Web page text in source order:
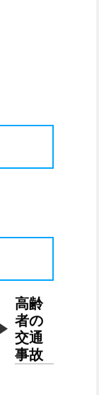
高齢
者の
交通
事故